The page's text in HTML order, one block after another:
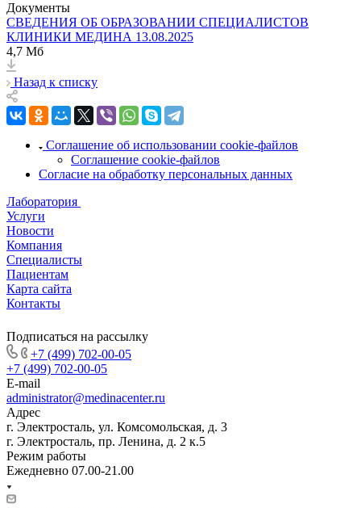
Документы
СВЕДЕНИЯ ОБ ОБРАЗОВАНИИ СПЕЦИАЛИСТОВ
КЛИНИКИ МЕДИНА 13.08.2025
4,7 Мб
Назад к списку
Соглашение об использовании cookie-файлов
Соглашение cookie-файлов
Согласие на обработку персональных данных
Лаборатория
Услуги
Новости
Компания
Специалисты
Пациентам
Карта сайта
Контакты
Подписаться на рассылку
+7 (499) 702-00-05
+7 (499) 702-00-05
E-mail
administrator@medinacenter.ru
Адрес
г. Электросталь, ул. Комсомольская, д. 3
г. Электросталь, пр. Ленина, д. 2 к.5
Режим работы
Ежедневно 07.00-21.00